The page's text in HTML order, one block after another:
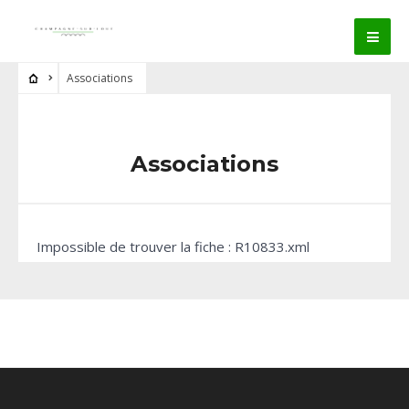
Associations
Associations
Impossible de trouver la fiche : R10833.xml